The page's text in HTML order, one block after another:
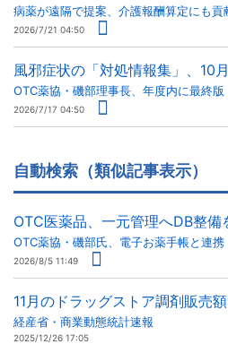
病薬が遠隔で提案、介護報酬算定にも貢
2026/7/21 04:50
風邪症状の「対処情報集」、10
OTC薬協・磯部理事長、年度内に最終版
2026/7/17 04:50
自動検索（類似記事表示）
OTC医薬品、一元管理へDB整備
OTC薬協・磯部氏、電子お薬手帳と連携
2026/8/5 11:49
11月のドラッグストア調剤販売
経産省・商業動態統計速報
2025/12/26 17:05